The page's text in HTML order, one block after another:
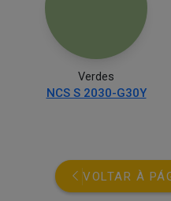
Verdes
NCS S 2030-G30Y
VOLTAR À